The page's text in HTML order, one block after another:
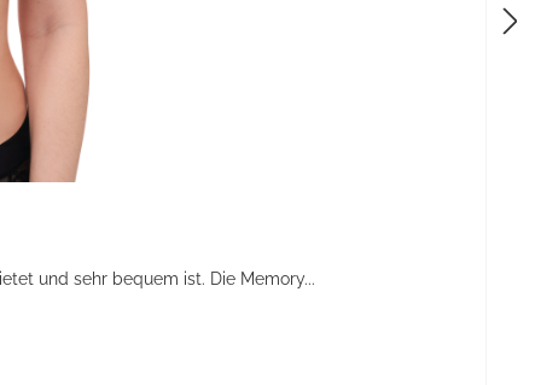
und sehr bequem ist. Die Memory...